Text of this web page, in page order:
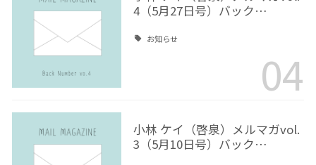
4（5月27日号）バック…
お知らせ
04
小林 ケイ（啓泉）メルマガvol.
3（5月10日号）バック…